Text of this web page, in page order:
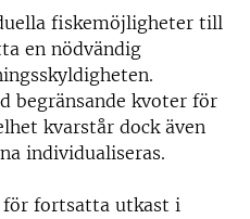
fiskemöjligheter till
en nödvändig
begränsande kvoter för
kvarstår dock även
individualiseras.
för fortsatta utkast i